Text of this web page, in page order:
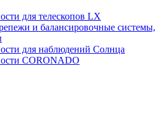
для телескопов LX
и балансировочные системы,
для наблюдений Солнца
CORONADO